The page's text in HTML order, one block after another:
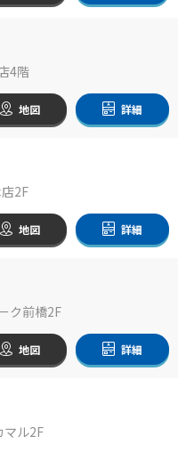
4階
地図 詳細
2F
地図 詳細
ク前橋2F
地図 詳細
マル2F